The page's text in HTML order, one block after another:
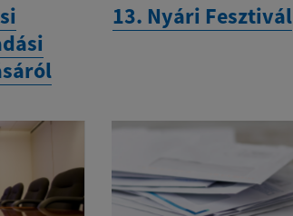
13. Nyári Fesztivál